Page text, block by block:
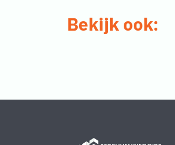
Bekijk ook: